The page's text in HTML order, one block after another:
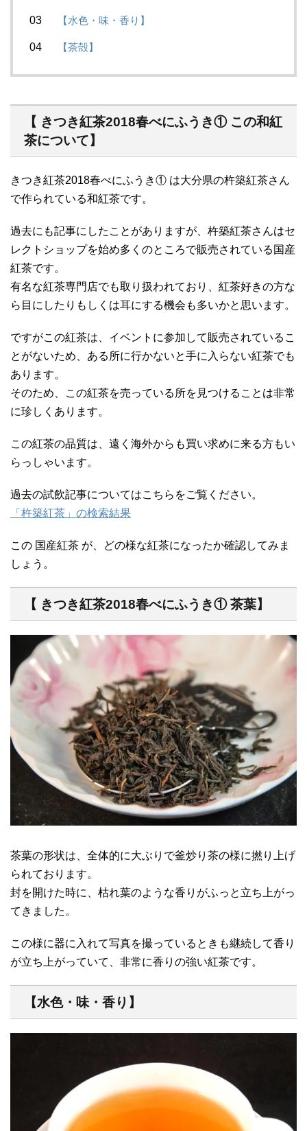
【水色・味・香り】
【茶殻】
【 きつき紅茶2018春べにふうき① この和紅
茶について】
きつき紅茶2018春べにふうき① は大分県の杵築紅茶さん
で作られている和紅茶です。
過去にも記事にしたことがありますが、杵築紅茶さんはセ
レクトショップを始め多くのところで販売されている国産
紅茶です。
有名な紅茶専門店でも取り扱われており、紅茶好きの方な
ら目にしたりもしくは耳にする機会も多いかと思います。
ですがこの紅茶は、イベントに参加して販売されているこ
とがないため、ある所に行かないと手に入らない紅茶でも
あります。
そのため、この紅茶を売っている所を見つけることは非常
に珍しくあります。
この紅茶の品質は、遠く海外からも買い求めに来る方もい
らっしゃいます。
過去の試飲記事についてはこちらをご覧ください。
「杵築紅茶」の検索結果
この 国産紅茶 が、どの様な紅茶になったか確認してみま
しょう。
【 きつき紅茶2018春べにふうき① 茶葉】
茶葉の形状は、全体的に大ぶりで釜炒り茶の様に撚り上げ
られております。
封を開けた時に、枯れ葉のような香りがふっと立ち上がっ
てきました。
この様に器に入れて写真を撮っているときも継続して香り
が立ち上がっていて、非常に香りの強い紅茶です。
【水色・味・香り】